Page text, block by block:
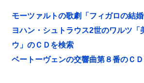
モーツァルトの歌劇「フィガロの結
ヨハン・シュトラウス2世のワルツ「
ウ」のＣＤを検索
ベートーヴェンの交響曲第８番のＣ